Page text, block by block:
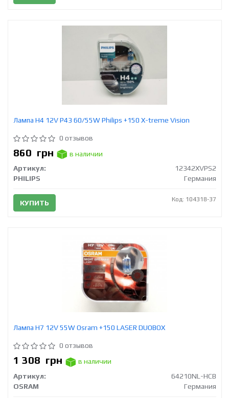
Лампа H4 12V Р43 60/55W Philips +150 X-treme Vision
0 отзывов
860 грн
в наличии
Артикул:
12342XVPS2
PHILIPS
Германия
КУПИТЬ Код: 104318-37
Лампа H7 12V 55W Osram +150 LASER DUOBOX
0 отзывов
1 308 грн
в наличии
Артикул:
64210NL-HCB
OSRAM
Германия